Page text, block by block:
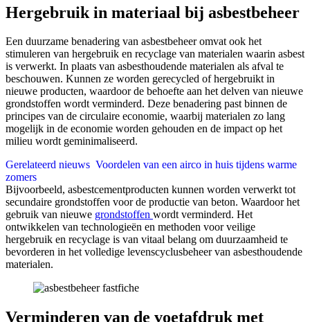
Hergebruik in materiaal bij asbestbeheer
Een duurzame benadering van asbestbeheer omvat ook het
stimuleren van hergebruik en recyclage van materialen waarin asbest
is verwerkt. In plaats van asbesthoudende materialen als afval te
beschouwen. Kunnen ze worden gerecycled of hergebruikt in
nieuwe producten, waardoor de behoefte aan het delven van nieuwe
grondstoffen wordt verminderd. Deze benadering past binnen de
principes van de circulaire economie, waarbij materialen zo lang
mogelijk in de economie worden gehouden en de impact op het
milieu wordt geminimaliseerd.
Gerelateerd nieuws Voordelen van een airco in huis tijdens warme
zomers
Bijvoorbeeld, asbestcementproducten kunnen worden verwerkt tot
secundaire grondstoffen voor de productie van beton. Waardoor het
gebruik van nieuwe grondstoffen wordt verminderd. Het
ontwikkelen van technologieën en methoden voor veilige
hergebruik en recyclage is van vitaal belang om duurzaamheid te
bevorderen in het volledige levenscyclusbeheer van asbesthoudende
materialen.
Verminderen van de voetafdruk met